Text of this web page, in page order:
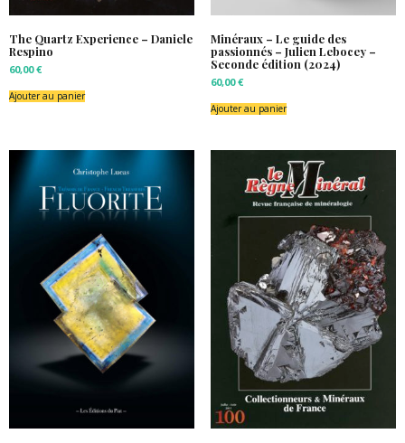
The Quartz Experience – Daniele
Respino
60,00€
Ajouter au panier
Minéraux – Le guide des
passionnés – Julien Lebocey –
Seconde édition (2024)
60,00€
Ajouter au panier